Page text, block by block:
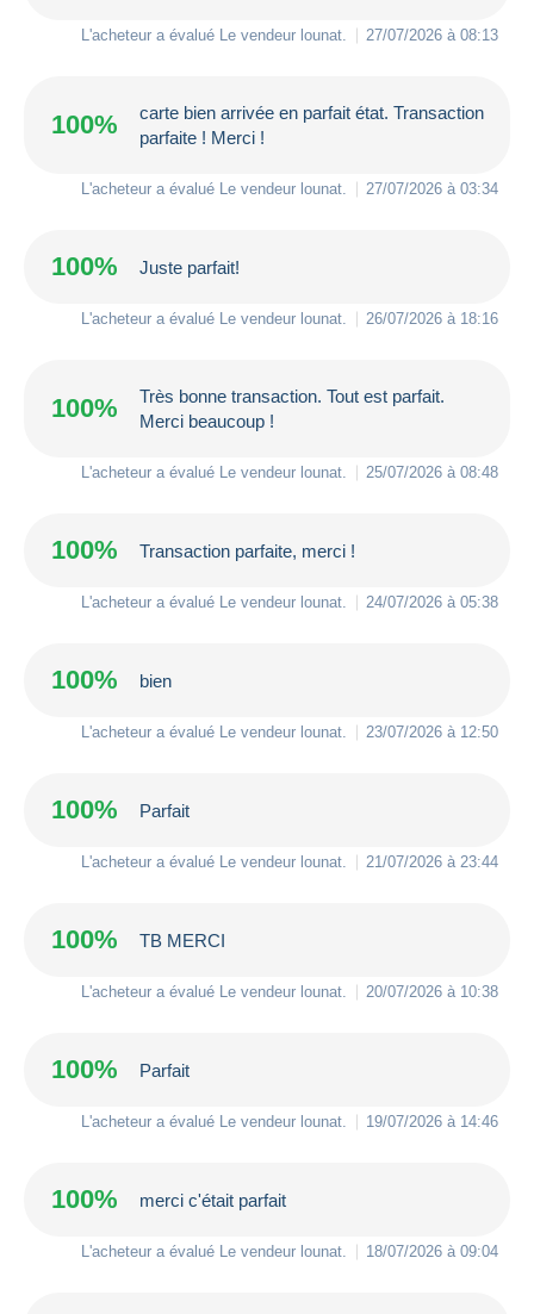
L'acheteur a évalué Le vendeur lounat. 27/07/2026 à 08:13
100%
carte bien arrivée en parfait état. Transaction
parfaite ! Merci !
L'acheteur a évalué Le vendeur lounat. 27/07/2026 à 03:34
100% Juste parfait!
L'acheteur a évalué Le vendeur lounat. 26/07/2026 à 18:16
100%
Très bonne transaction. Tout est parfait.
Merci beaucoup !
L'acheteur a évalué Le vendeur lounat. 25/07/2026 à 08:48
100% Transaction parfaite, merci !
L'acheteur a évalué Le vendeur lounat. 24/07/2026 à 05:38
100% bien
L'acheteur a évalué Le vendeur lounat. 23/07/2026 à 12:50
100% Parfait
L'acheteur a évalué Le vendeur lounat. 21/07/2026 à 23:44
100% TB MERCI
L'acheteur a évalué Le vendeur lounat. 20/07/2026 à 10:38
100% Parfait
L'acheteur a évalué Le vendeur lounat. 19/07/2026 à 14:46
100% merci c'était parfait
L'acheteur a évalué Le vendeur lounat. 18/07/2026 à 09:04